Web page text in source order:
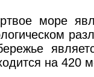
море
на 420